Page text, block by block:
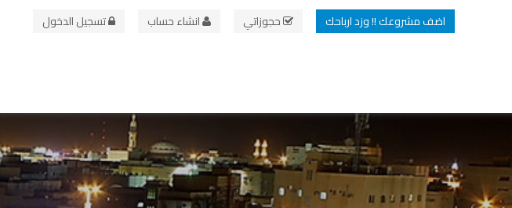
تسجيل الدخول انشاء حساب حجوزاتي اضف مشروعك !! وزد ارباحك